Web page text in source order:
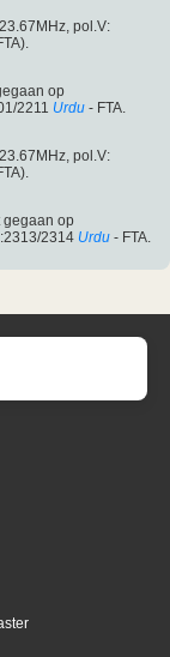
pol.V:
op
2211 Urdu - FTA.
pol.V:
gegaan op
2314 Urdu - FTA.